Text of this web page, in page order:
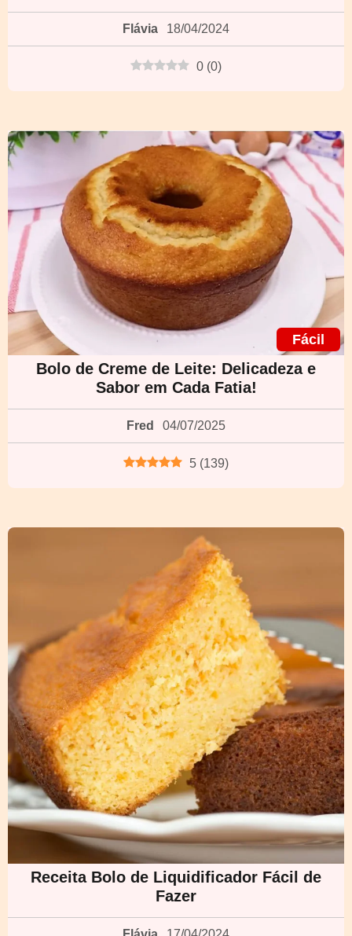
Flávia 18/04/2024
0 (0)
Fácil
Bolo de Creme de Leite: Delicadeza e
Sabor em Cada Fatia!
Fred 04/07/2025
5 (139)
Receita Bolo de Liquidificador Fácil de
Fazer